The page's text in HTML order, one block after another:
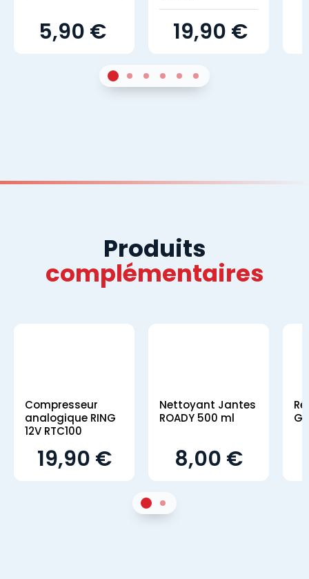
5,90 € 19,90 €
Sur 42Sur 43Sur 44Sur 45Sur 46Sur 4
Produits
complémentaires
Compresseur
analogique RING
12V RTC100
19,90 €
Nettoyant Jantes
ROADY 500 ml
8,00 €
Sur 22Sur 2